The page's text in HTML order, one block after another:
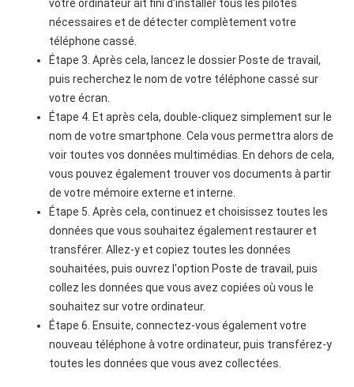
votre ordinateur ait fini d'installer tous les pilotes
nécessaires et de détecter complètement votre
téléphone cassé.
Étape 3. Après cela, lancez le dossier Poste de travail,
puis recherchez le nom de votre téléphone cassé sur
votre écran.
Étape 4. Et après cela, double-cliquez simplement sur le
nom de votre smartphone. Cela vous permettra alors de
voir toutes vos données multimédias. En dehors de cela,
vous pouvez également trouver vos documents à partir
de votre mémoire externe et interne.
Étape 5. Après cela, continuez et choisissez toutes les
données que vous souhaitez également restaurer et
transférer. Allez-y et copiez toutes les données
souhaitées, puis ouvrez l'option Poste de travail, puis
collez les données que vous avez copiées où vous le
souhaitez sur votre ordinateur.
Étape 6. Ensuite, connectez-vous également votre
nouveau téléphone à votre ordinateur, puis transférez-y
toutes les données que vous avez collectées.